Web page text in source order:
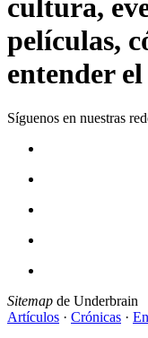
cultura,
películas,
entender
Síguenos en nuestras
Sitemap de Underbrain
Artículos · Crónicas ·